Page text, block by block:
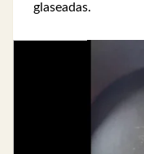
glaseadas.